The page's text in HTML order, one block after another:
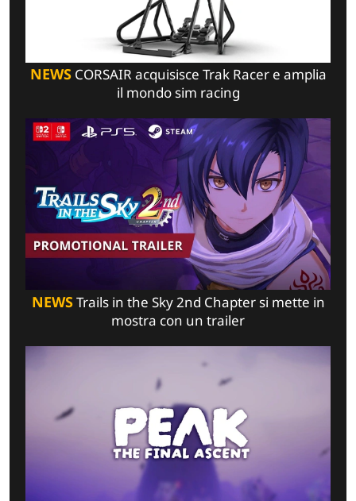
NEWSCORSAIR acquisisce Trak Racer e amplia
il mondo sim racing
NEWSTrails in the Sky 2nd Chapter si mette in
mostra con un trailer